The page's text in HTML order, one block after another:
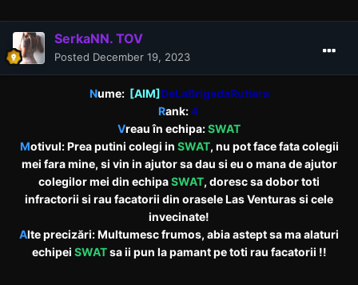
SerkaNN. TOV
Posted December 19, 2023
Nume: [AIM]DeLaBrigadaRutiera
Rank:4
Vreau în echipa:SWAT
Motivul: Prea putini colegi in SWAT, nu pot face fata colegii
mei fara mine, si vin in ajutor sa dau si eu o mana de ajutor
colegilor mei din echipaSWAT, doresc sa dobor toti
infractorii si rau facatorii din orasele Las Venturas si cele
invecinate!
Alte precizări: Multumesc frumos, abia astept sa ma alaturi
echipei SWATsa ii pun la pamant pe toti rau facatorii !!